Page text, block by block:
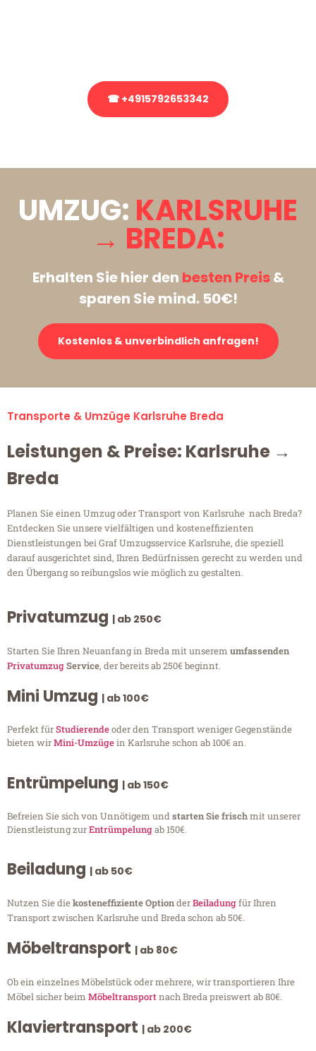
☎ +4915792653342
UMZUG: KARLSRUHE
→ BREDA:
Erhalten Sie hier den besten Preis&
sparen Sie mind. 50€!
Kostenlos & unverbindlich anfragen!
Transporte & Umzüge Karlsruhe Breda
Leistungen & Preise: Karlsruhe →
Breda
Planen Sie einen Umzug oder Transport von Karlsruhe nach Breda?
Entdecken Sie unsere vielfältigen und kosteneffizienten
Dienstleistungen bei Graf Umzugsservice Karlsruhe, die speziell
darauf ausgerichtet sind, Ihren Bedürfnissen gerecht zu werden und
den Übergang so reibungslos wie möglich zu gestalten.
Privatumzug | ab 250€
Starten Sie Ihren Neuanfang in Breda mit unserem umfassenden
PrivatumzugService, der bereits ab 250€ beginnt.
Mini Umzug | ab 100€
Perfekt fürStudierendeoder den Transport weniger Gegenstände
bieten wirMini-Umzügein Karlsruhe schon ab 100€ an.
Entrümpelung | ab 150€
Befreien Sie sich von Unnötigem undstarten Sie frischmit unserer
Dienstleistung zurEntrümpelungab 150€.
Beiladung | ab 50€
Nutzen Sie diekosteneffiziente OptionderBeiladungfür Ihren
Transport zwischen Karlsruhe und Breda schon ab 50€.
Möbeltransport | ab 80€
Ob ein einzelnes Möbelstück oder mehrere, wir transportieren Ihre
Möbel sicher beim Möbeltransportnach Breda preiswert ab 80€.
Klaviertransport | ab 200€